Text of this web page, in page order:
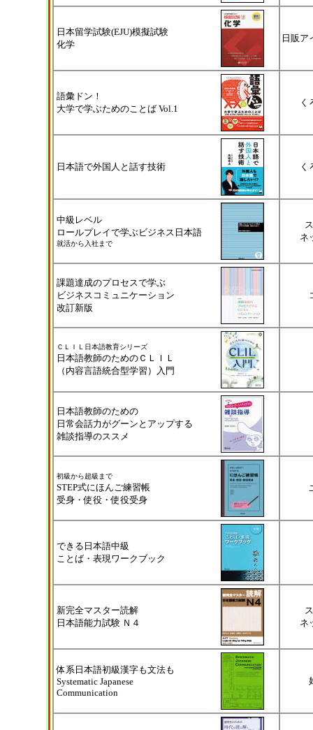
日本留学試験(EJU)模擬試験
化学
日販ア
語彙ドン！
大学で学ぶためのことば Vol.1
く
日本語で外国人と話す技術 く
中級レベル
ロールプレイで学ぶビジネス日本語
就活から入社まで
ネ
課題達成のプロセスで学ぶ
ビジネスコミュニケーション
改訂新版
ＣＬＩＬ日本語教育シリーズ
日本語教師のためのＣＬＩＬ
（内容言語統合型学習）入門
日本語教師のための
日常会話力がグーンとアップする
雑談指導のススメ
初級から超級まで
STEP式にほんご練習帳
受身・使役・使役受身
できる日本語中級
ことば・表現ワークブック
新完全マスター読解
日本語能力試験 Ｎ４
ネ
体系日本語初級漢字も文法も
Systematic Japanese
Communication